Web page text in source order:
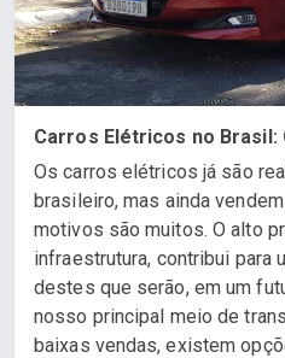
Carros Elétricos no Brasil:
Os carros elétricos já são
brasileiro, mas ainda
motivos são muitos. O alto
infraestrutura, contribui para
destes que serão, em um
nosso principal meio de
baixas vendas, existem